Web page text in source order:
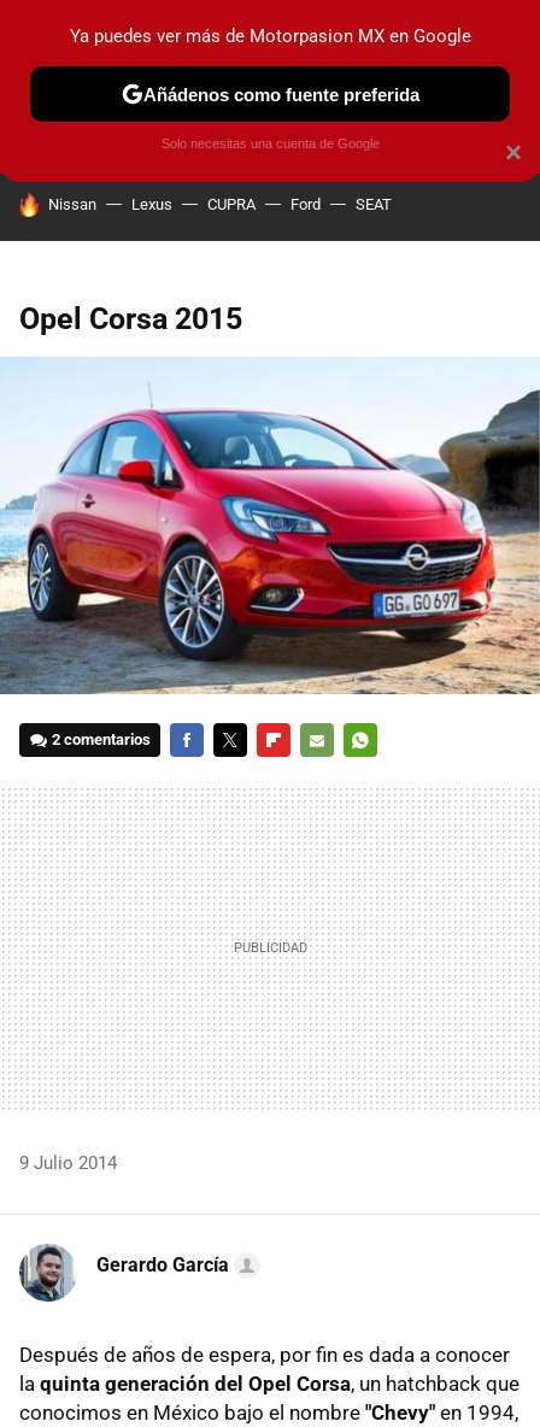
PRUEBAS INDUSTRIA HOY NO CIRCULA
HOY SE HABLA DE
Nissan Lexus CUPRA Ford SEAT
Opel Corsa 2015
2 comentarios
MAIL
9 Julio 2014
Gerardo García
Después de años de espera, por fin es dada a conocer
la quinta generación del Opel Corsa, un hatchback que
conocimos en México bajo el nombre "Chevy" en 1994,
×
Ya puedes ver más de Motorpasion MX en Google
Añádenos como fuente preferida
Solo necesitas una cuenta de Google